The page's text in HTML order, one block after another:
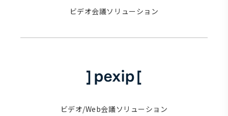
ビデオ会議ソリューション
ビデオ/Web会議ソリューション